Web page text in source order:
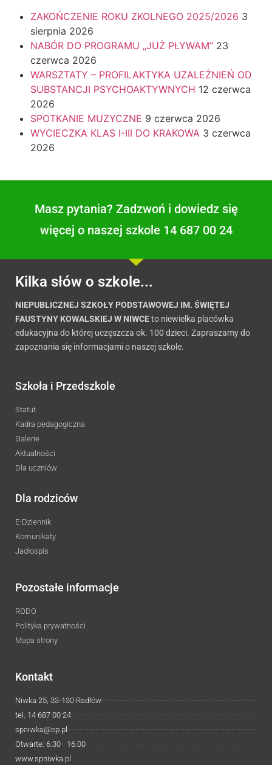
ZAKOŃCZENIE ROKU ZKOLNEGO 2025/2026 3
sierpnia 2026
NABÓR DO PROGRAMU „JUŻ PŁYWAM” 23
czerwca 2026
WARSZTATY – PROFILAKTYKA UZALEŻNIEŃ OD
SUBSTANCJI PSYCHOAKTYWNYCH 12 czerwca
2026
SPOTKANIE MUZYCZNE 9 czerwca 2026
WYCIECZKA KLAS I-III DO KRAKOWA 3 czerwca
2026
Masz pytania? Zadzwoń i dowiedz się
więcej o naszej szkole 14 687 00 24
Kilka słów o szkole...
NIEPUBLICZNEJ SZKOŁY PODSTAWOWEJ IM. ŚWIĘTEJ
FAUSTYNY KOWALSKIEJ W NIWCEto niewielka placówka
edukacyjna do której uczęszcza ok. 100 dzieci. Zapraszamy do
zapoznania się informacjami o naszej szkole.
Szkoła i Przedszkole
Statut
Kadra pedagogiczna
Galerie
Aktualności
Dla uczniów
Dla rodziców
E-Dziennik
Komunikaty
Jadłospis
Pozostałe informacje
RODO
Polityka prywatności
Mapa strony
Kontakt
Niwka 25, 33-130 Radłów
tel. 14 687 00 24
spniwka@op.pl
Otwarte: 6:30 - 16:00
www.spniwka.pl